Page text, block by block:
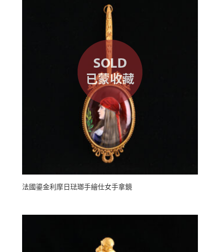
法國鎏金利摩日琺瑯手繪仕女手拿鏡